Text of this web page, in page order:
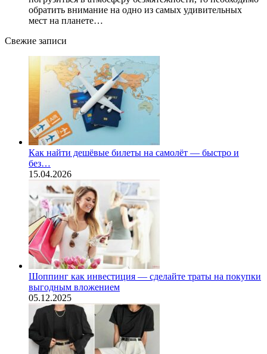
обратить внимание на одно из самых удивительных
мест на планете…
Свежие записи
Как найти дешёвые билеты на самолёт — быстро и
без…
15.04.2026
Шоппинг как инвестиция — сделайте траты на покупки
выгодным вложением
05.12.2025